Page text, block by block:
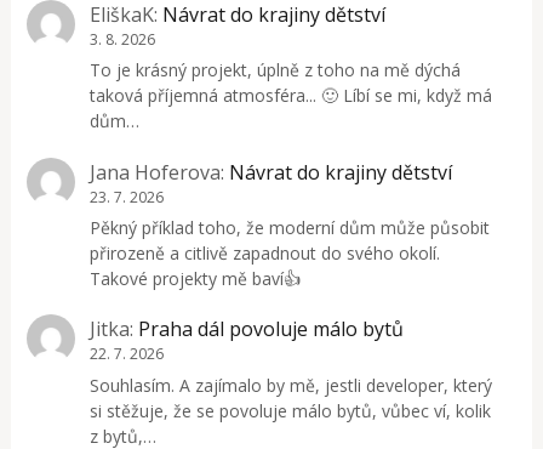
EliškaK: Návrat do krajiny dětství
3. 8. 2026
To je krásný projekt, úplně z toho na mě dýchá
taková příjemná atmosféra... 🙂 Líbí se mi, když má
dům…
Jana Hoferova: Návrat do krajiny dětství
23. 7. 2026
Pěkný příklad toho, že moderní dům může působit
přirozeně a citlivě zapadnout do svého okolí.
Takové projekty mě baví👍
Jitka: Praha dál povoluje málo bytů
22. 7. 2026
Souhlasím. A zajímalo by mě, jestli developer, který
si stěžuje, že se povoluje málo bytů, vůbec ví, kolik
z bytů,…